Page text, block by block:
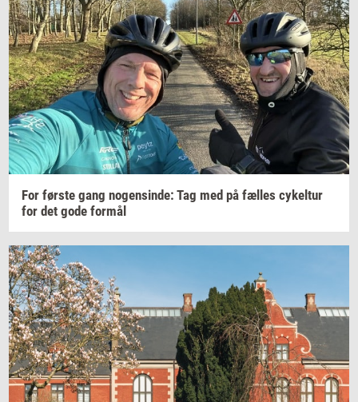
For før­ste gang no­gen­sin­de: Tag med på fæl­les cy­kel­tur
for det gode for­mål